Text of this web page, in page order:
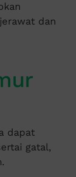
dan
dapat
gatal,